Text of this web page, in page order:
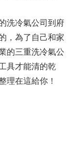
洗冷氣公司到府
，為了自己和家
的三重洗冷氣公
具才能清的乾
理在這給你！